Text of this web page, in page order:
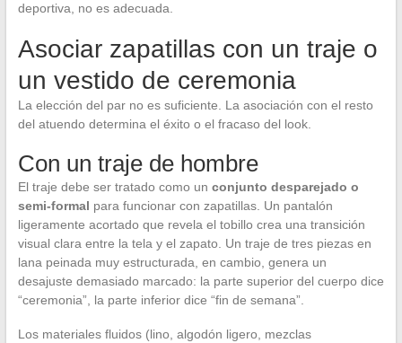
deportiva, no es adecuada.
Asociar zapatillas con un traje o
un vestido de ceremonia
La elección del par no es suficiente. La asociación con el resto
del atuendo determina el éxito o el fracaso del look.
Con un traje de hombre
El traje debe ser tratado como un conjunto desparejado o
semi-formal para funcionar con zapatillas. Un pantalón
ligeramente acortado que revela el tobillo crea una transición
visual clara entre la tela y el zapato. Un traje de tres piezas en
lana peinada muy estructurada, en cambio, genera un
desajuste demasiado marcado: la parte superior del cuerpo dice
“ceremonia”, la parte inferior dice “fin de semana”.
Los materiales fluidos (lino, algodón ligero, mezclas